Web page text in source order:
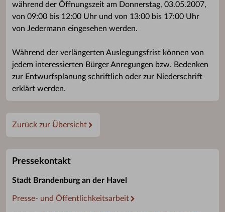
während der Öffnungszeit am Donnerstag, 03.05.2007,
von 09:00 bis 12:00 Uhr und von 13:00 bis 17:00 Uhr
von Jedermann eingesehen werden.
Während der verlängerten Auslegungsfrist können von
jedem interessierten Bürger Anregungen bzw. Bedenken
zur Entwurfsplanung schriftlich oder zur Niederschrift
erklärt werden.
Zurück zur Übersicht
Pressekontakt
Stadt Brandenburg an der Havel
Presse- und Öffentlichkeitsarbeit